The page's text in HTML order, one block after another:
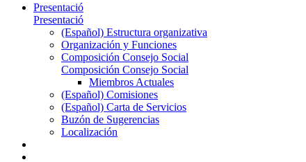
Presentació
Presentació
(Español) Estructura organizativa
Organización y Funciones
Composición Consejo Social
Composición Consejo Social
Miembros Actuales
(Español) Comisiones
(Español) Carta de Servicios
Buzón de Sugerencias
Localización